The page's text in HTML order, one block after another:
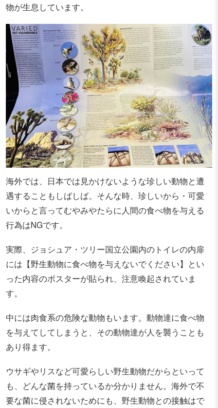
物が生息しています。
海外では、日本では見かけないような珍しい動物と遭
遇することもしばしば。そんな時、珍しいから・可愛
いからと言ってむやみやたらに人間の食べ物を与える
行為はNGです。
実際、ジョシュア・ツリー国立公園内のトイレの内扉
には【野生動物に食べ物を与えないでください】とい
った内容のポスターが貼られ、注意喚起されていま
す。
中には肉食系の危険な動物もいます。動物達に食べ物
を与えてしてしまうと、その動物達が人を襲うことも
あり得ます。
ウサギやリスなど可愛らしい野生動物だからといって
も、どんな菌を持っているか分かりません。海外で不
要な菌に侵されないためにも、野生動物との接触はで